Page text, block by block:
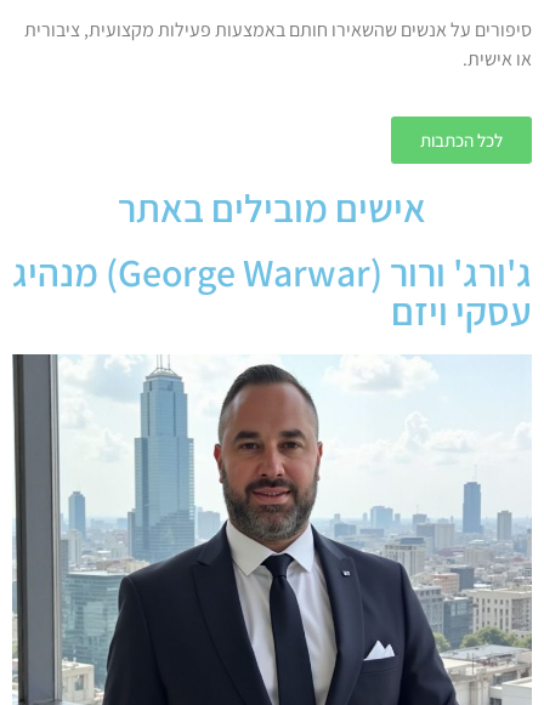
סיפורים על אנשים שהשאירו חותם באמצעות פעילות מקצועית, ציבורית
או אישית.
לכל הכתבות
אישים מובילים באתר
ג'ורג' ורור (George Warwar) מנהיג
עסקי ויזם